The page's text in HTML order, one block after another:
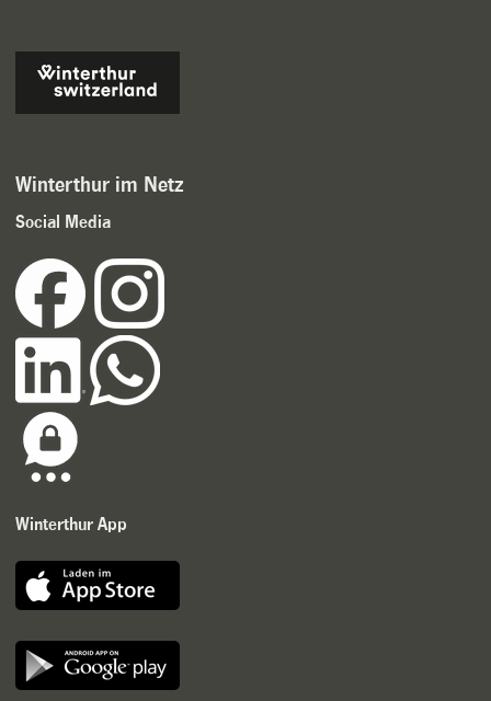
Winterthur im Netz
Social Media
Winterthur App